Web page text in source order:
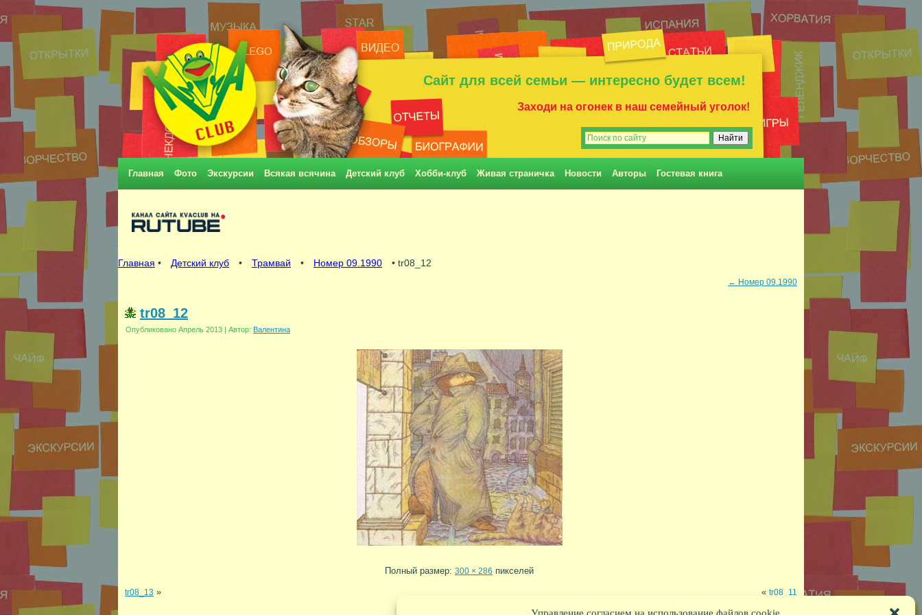
Управление согласием на использование файлов cookie
Сайт для всей семьи — интересно будет всем!
Заходи на огонек в наш семейный уголок!
Главная Фото Экскурсии Всякая всячина Детский клуб Хобби-клуб Живая страничка Новости Авторы Гостевая книга
Главная • Детский клуб • Трамвай • Номер 09.1990 • tr08_12
← Номер 09.1990
tr08_12
Опубликовано Апрель 2013 | Автор: Валентина
Полный размер: 300 × 286 пикселей
tr08_13 » « tr08_11